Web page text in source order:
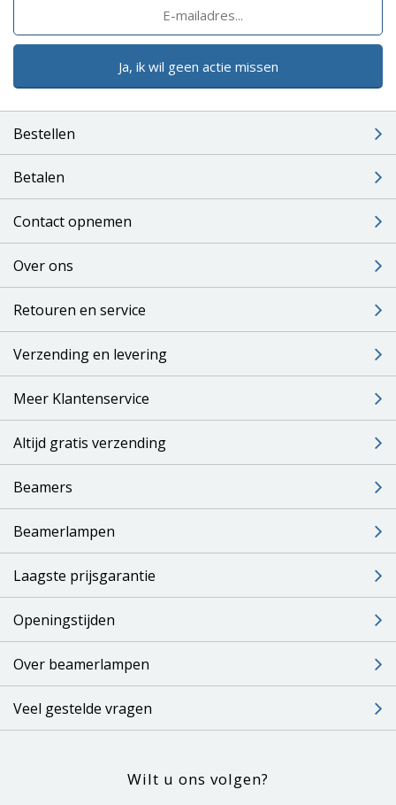
Ja, ik wil geen actie missen
Bestellen
Betalen
Contact opnemen
Over ons
Retouren en service
Verzending en levering
Meer Klantenservice
Altijd gratis verzending
Beamers
Beamerlampen
Laagste prijsgarantie
Openingstijden
Over beamerlampen
Veel gestelde vragen
Wilt u ons volgen?